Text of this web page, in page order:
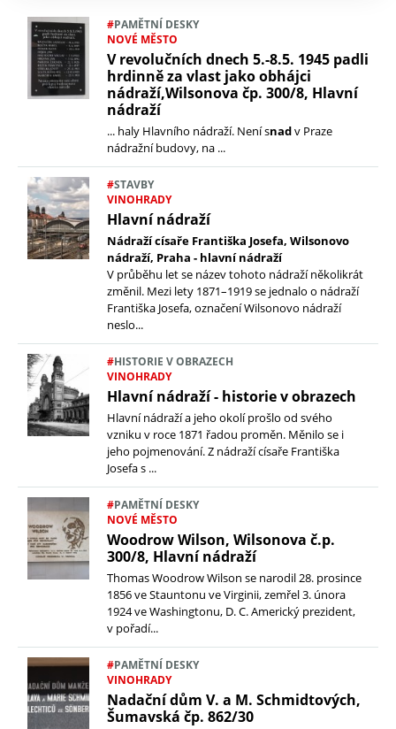
Oblí
Shar Shar Shar Send Print
#PAMĚTNÍ DESKY
NOVÉ MĚSTO
V revolučních dnech 5.-8.5. 1945 padli
hrdinně za vlast jako obhájci
nádraží,Wilsonova čp. 300/8, Hlavní
nádraží
... haly Hlavního nádraží. Není snadv Praze
nádražní budovy, na ...
#STAVBY
VINOHRADY
Hlavní nádraží
Nádraží císaře Františka Josefa, Wilsonovo
nádraží, Praha - hlavní nádraží
V průběhu let se název tohoto nádraží několikrát
změnil. Mezi lety 1871–1919 se jednalo o nádraží
Františka Josefa, označení Wilsonovo nádraží
neslo...
#HISTORIE V OBRAZECH
VINOHRADY
Hlavní nádraží - historie v obrazech
Hlavní nádraží a jeho okolí prošlo od svého
vzniku v roce 1871 řadou proměn. Měnilo se i
jeho pojmenování. Z nádraží císaře Františka
Josefa s ...
#PAMĚTNÍ DESKY
NOVÉ MĚSTO
Woodrow Wilson, Wilsonova č.p.
300/8, Hlavní nádraží
Thomas Woodrow Wilson se narodil 28. prosince
1856 ve Stauntonu ve Virginii, zemřel 3. února
1924 ve Washingtonu, D. C. Americký prezident,
v pořadí...
#PAMĚTNÍ DESKY
VINOHRADY
Nadační dům V. a M. Schmidtových,
Šumavská čp. 862/30